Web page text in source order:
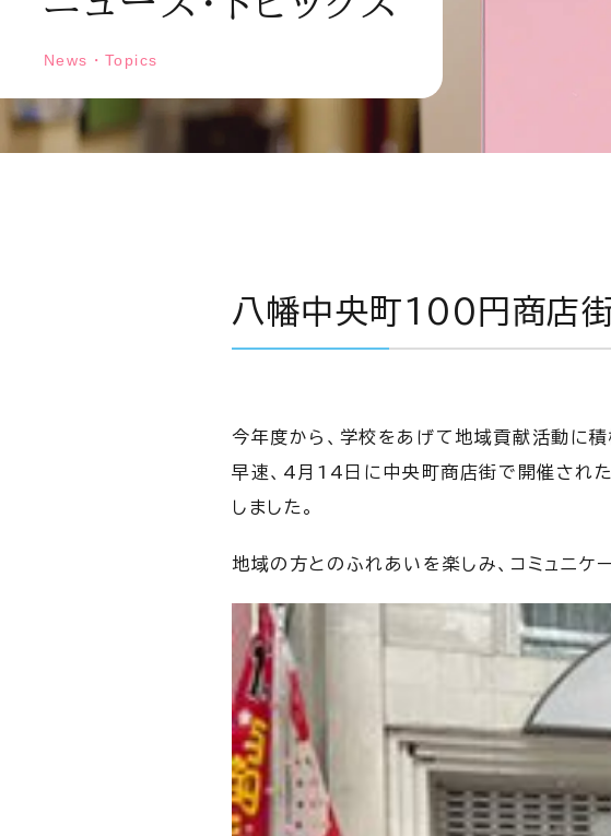
News・Topics
八幡中央町100円商店街
今年度から、学校をあげて地域貢献活動に積
早速、4月14日に中央町商店街で開催され
しました。
地域の方とのふれあいを楽しみ、コミュニケ